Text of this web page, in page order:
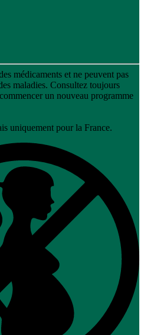
médicaments et ne peuvent pas
maladies. Consultez toujours
un nouveau programme
uniquement pour la France.